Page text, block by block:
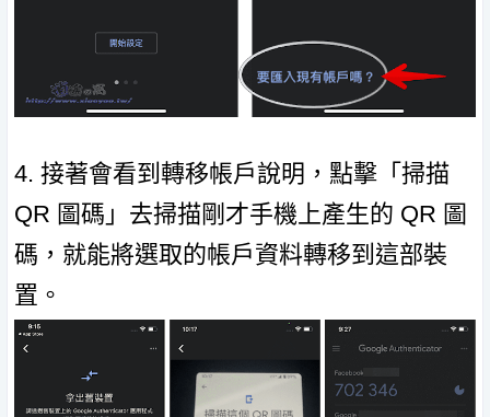
4. 接著會看到轉移帳戶說明，點擊「掃描
QR 圖碼」去掃描剛才手機上產生的 QR 圖
碼，就能將選取的帳戶資料轉移到這部裝
置。